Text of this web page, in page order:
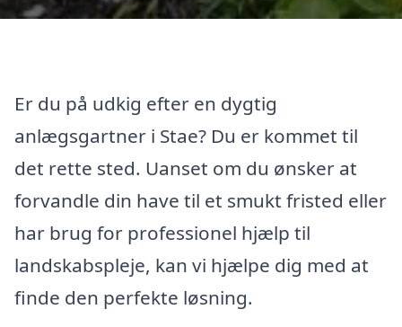
Er du på udkig efter en dygtig
anlægsgartner i Stae? Du er kommet til
det rette sted. Uanset om du ønsker at
forvandle din have til et smukt fristed eller
har brug for professionel hjælp til
landskabspleje, kan vi hjælpe dig med at
finde den perfekte løsning.